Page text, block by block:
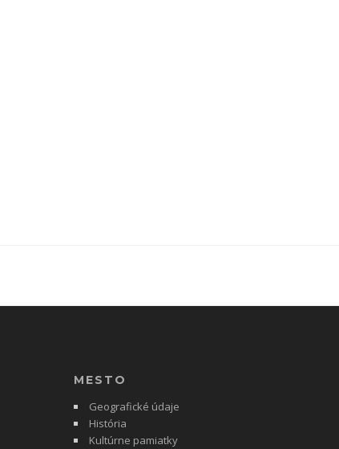
MESTO
Geografické údaje
História
Kultúrne pamiatky